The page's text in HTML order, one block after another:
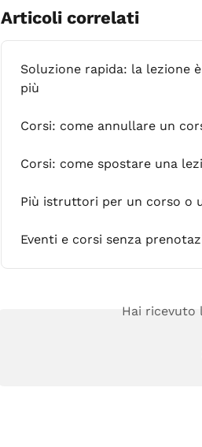
Articoli correlati
Soluzione rapida: la lezione
più
Corsi: come annullare un
Corsi: come spostare una
Più istruttori per un corso o
Eventi e corsi senza
Hai ricevuto